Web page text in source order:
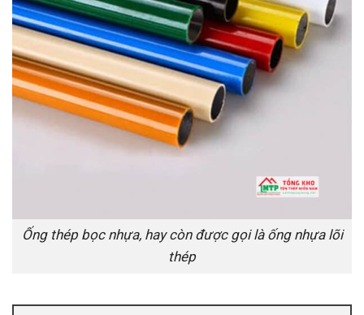
Ống thép bọc nhựa, hay còn được gọi là ống nhựa lõi
thép